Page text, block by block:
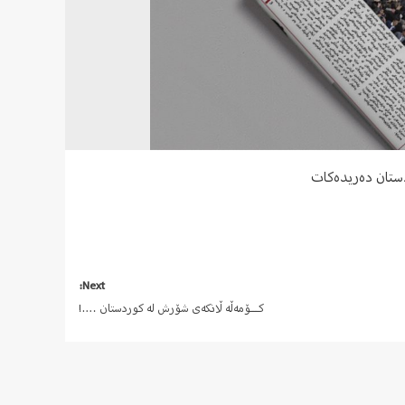
دەریدەکات
Next:
کـــۆمەڵە ڵانکەی شۆرش لە کوردستان ….!